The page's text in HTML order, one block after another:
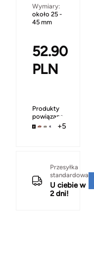
Wymiary:
około 25 -
45 mm
52.90
PLN
Produkty
powiązane
+5
Przesyłka
standardowa
U ciebie w
2 dni!